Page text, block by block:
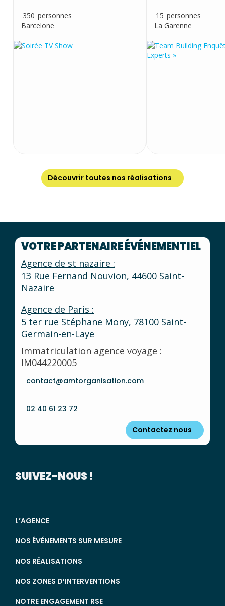
350
Barcelone
15
La Garenne
Découvrir toutes nos réalisations
VOTRE PARTENAIRE ÉVÉNEMENTIEL
Agence de st nazaire :
13 Rue Fernand Nouvion, 44600 Saint-
Nazaire
Agence de Paris :
5 ter rue Stéphane Mony, 78100 Saint-
Germain-en-Laye
Immatriculation agence voyage :
IM044220005
contact@amtorganisation.com
02 40 61 23 72
Contactez nous
SUIVEZ-NOUS !
L’AGENCE
NOS ÉVÉNEMENTS SUR MESURE
NOS RÉALISATIONS
NOS ZONES D’INTERVENTIONS
NOTRE ENGAGEMENT RSE